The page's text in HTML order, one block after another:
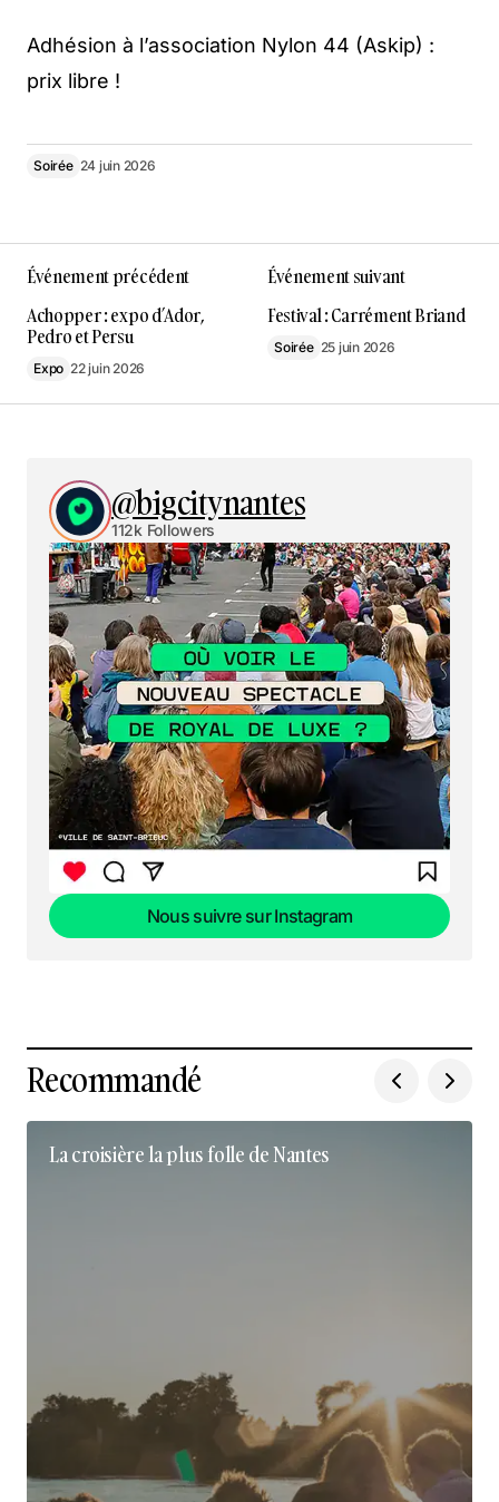
Adhésion à l’association Nylon 44 (Askip) :
prix libre !
Soirée 24 juin 2026
Événement précédent
Achopper : expo d’Ador,
Pedro et Persu
Expo 22 juin 2026
Événement suivant
Festival : Carrément Briand
Soirée 25 juin 2026
@bigcitynantes
112k Followers
Nous suivre sur Instagram
Recommandé
La croisière la plus folle de Nantes